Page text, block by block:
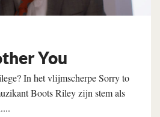
You
In het vlijmscherpe Sorry to
Boots Riley zijn stem als